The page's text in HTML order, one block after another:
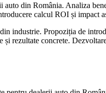
din România. Analiza
calcul ROI și
industrie. Propoziția de
rezultate concrete.